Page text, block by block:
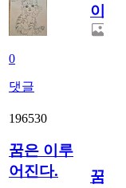
0
댓글
이
196530
꿈은 이루
어진다.
꿈